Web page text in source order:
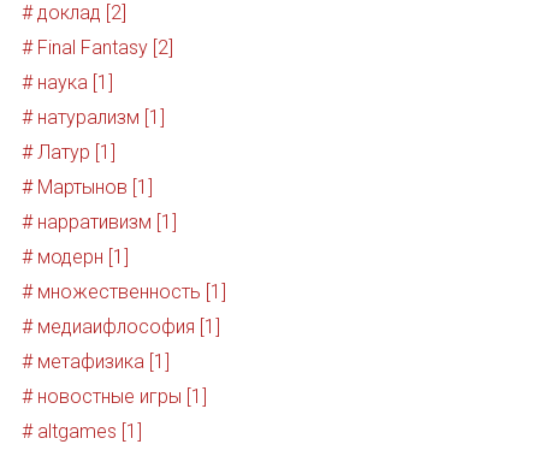
# доклад [2]
# Final Fantasy [2]
# наука [1]
# натурализм [1]
# Латур [1]
# Мартынов [1]
# нарративизм [1]
# модерн [1]
# множественность [1]
# медиаифлософия [1]
# метафизика [1]
# новостные игры [1]
# altgames [1]